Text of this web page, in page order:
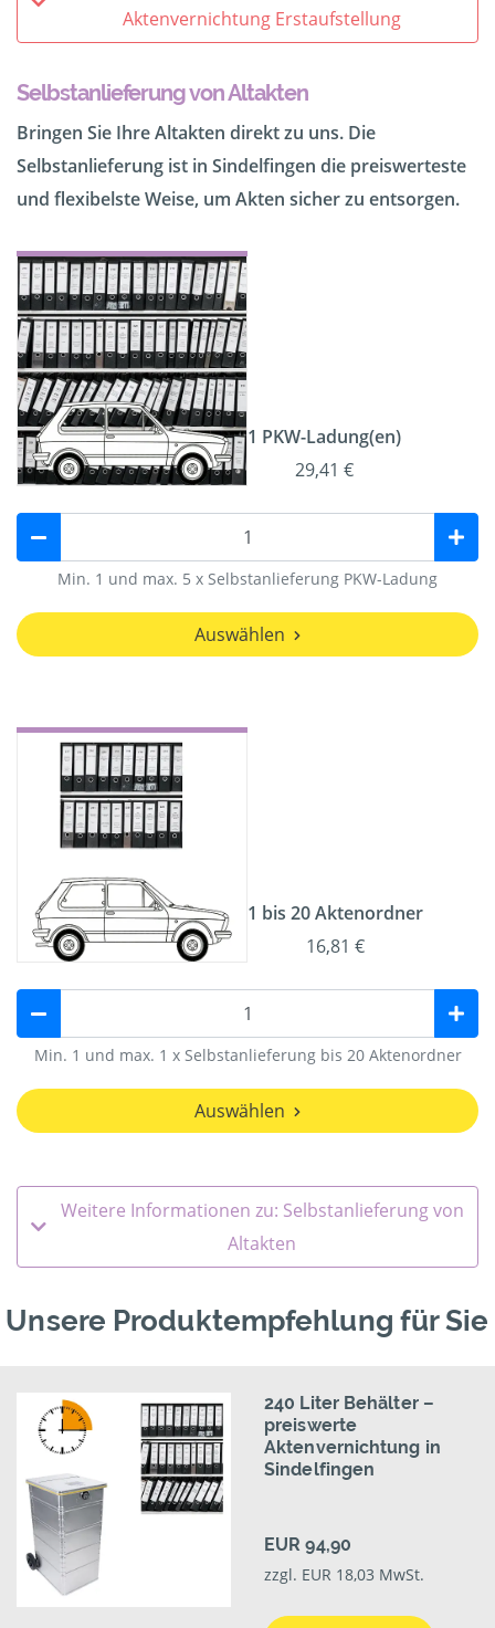
Aktenvernichtung Erstaufstellung
Selbstanlieferung von Altakten
Bringen Sie Ihre Altakten direkt zu uns. Die
Selbstanlieferung ist in Sindelfingen die preiswerteste
und flexibelste Weise, um Akten sicher zu entsorgen.
1 PKW-Ladung(en)
29,41 €
Min. 1 und max. 5 x Selbstanlieferung PKW-Ladung
Auswählen
1 bis 20 Aktenordner
16,81 €
Min. 1 und max. 1 x Selbstanlieferung bis 20 Aktenordner
Auswählen
Weitere Informationen zu: Selbstanlieferung von
Altakten
Unsere Produktempfehlung für Sie
240 Liter Behälter –
preiswerte
Aktenvernichtung in
Sindelfingen
EUR 94,90
zzgl. EUR 18,03 MwSt.